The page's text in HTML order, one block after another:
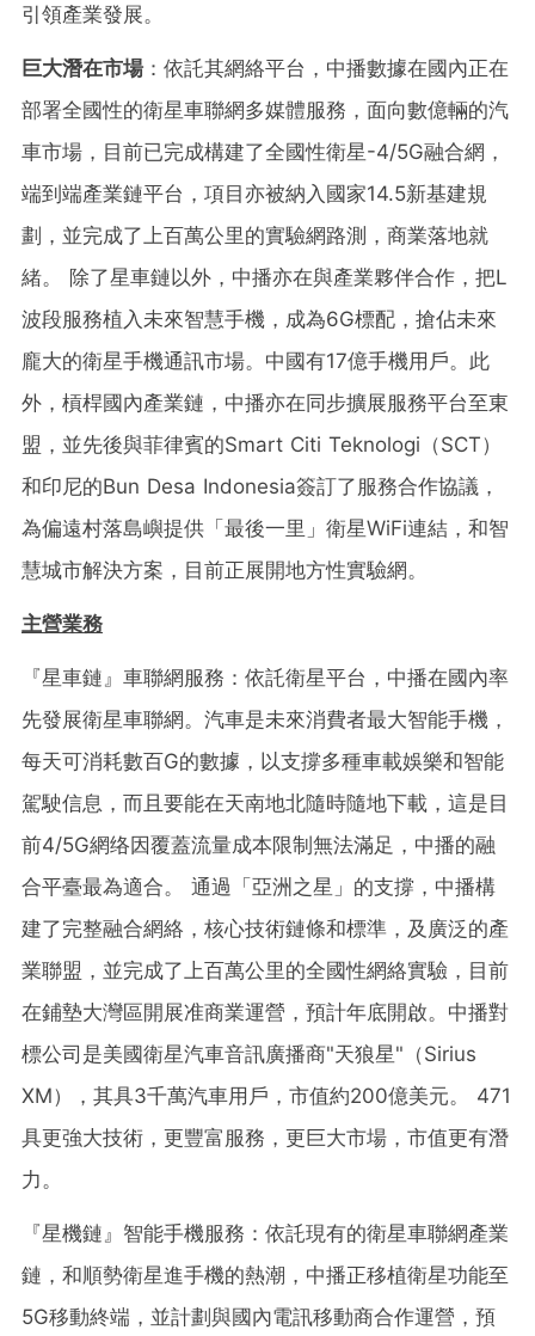
引領產業發展。
巨大潛在市場 ：依託其網絡平台，中播數據在國內正在
部署全國性的衛星車聯網多媒體服務，面向數億輛的汽
車市場，目前已完成構建了全國性衛星-4/5G融合網，
端到端產業鏈平台，項目亦被納入國家14.5新基建規
劃，並完成了上百萬公里的實驗網路測，商業落地就
緒。 除了星車鏈以外，中播亦在與產業夥伴合作，把L
波段服務植入未來智慧手機，成為6G標配，搶佔未來
龐大的衛星手機通訊市場。中國有17億手機用戶。此
外，槓桿國內產業鏈，中播亦在同步擴展服務平台至東
盟，並先後與菲律賓的Smart Citi Teknologi（SCT）
和印尼的Bun Desa Indonesia簽訂了服務合作協議，
為偏遠村落島嶼提供「最後一里」衛星WiFi連結，和智
慧城市解決方案，目前正展開地方性實驗網。
主營業務
『星車鏈』車聯網服務：依託衛星平台，中播在國內率
先發展衛星車聯網。汽車是未來消費者最大智能手機，
每天可消耗數百G的數據，以支撐多種車載娛樂和智能
駕駛信息，而且要能在天南地北隨時隨地下載，這是目
前4/5G網络因覆蓋流量成本限制無法滿足，中播的融
合平臺最為適合。 通過「亞洲之星」的支撐，中播構
建了完整融合網絡，核心技術鏈條和標準，及廣泛的產
業聯盟，並完成了上百萬公里的全國性網絡實驗，目前
在鋪墊大灣區開展准商業運營，預計年底開啟。中播對
標公司是美國衛星汽車音訊廣播商"天狼星"（Sirius
XM），其具3千萬汽車用戶，市值約200億美元。 471
具更強大技術，更豐富服務，更巨大市場，市值更有潛
力。
『星機鏈』智能手機服務：依託現有的衛星車聯網產業
鏈，和順勢衛星進手機的熱潮，中播正移植衛星功能至
5G移動終端，並計劃與國內電訊移動商合作運營，預